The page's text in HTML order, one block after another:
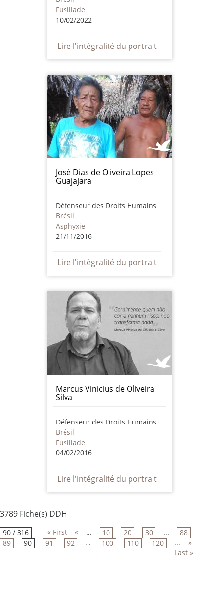
Fusillade
10/02/2022
Lire l'intégralité du portrait
José Dias de Oliveira Lopes
Guajajara
Défenseur des Droits Humains
Brésil
Asphyxie
21/11/2016
Lire l'intégralité du portrait
Marcus Vinicius de Oliveira
Silva
Défenseur des Droits Humains
Brésil
Fusillade
04/02/2016
Lire l'intégralité du portrait
3789 Fiche(s) DDH
90 / 316 « First « ... 10 20 30 ...
88
89
90 91 92 ... 100 110 120 ...
»
Last »